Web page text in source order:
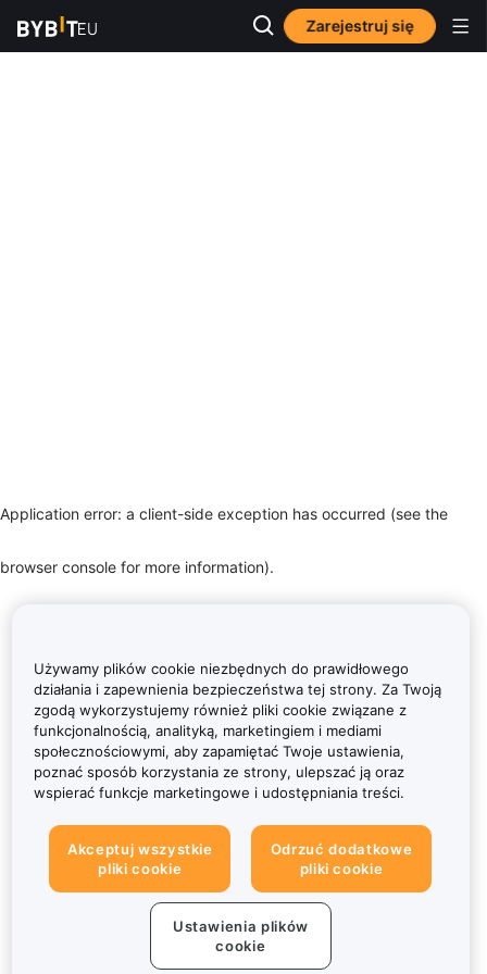
Zarejestruj się
Application error: a client-side exception has occurred (see the
browser console for more information).
Używamy plików cookie niezbędnych do prawidłowego
działania i zapewnienia bezpieczeństwa tej strony. Za Twoją
zgodą wykorzystujemy również pliki cookie związane z
funkcjonalnością, analityką, marketingiem i mediami
społecznościowymi, aby zapamiętać Twoje ustawienia,
poznać sposób korzystania ze strony, ulepszać ją oraz
wspierać funkcje marketingowe i udostępniania treści.
Akceptuj wszystkie
pliki cookie
Odrzuć dodatkowe
pliki cookie
Ustawienia plików
cookie